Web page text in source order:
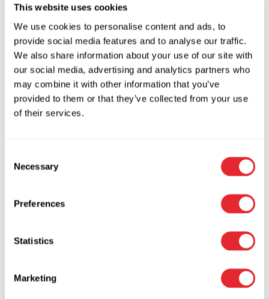
This website uses cookies
We use cookies to personalise content and ads, to
provide social media features and to analyse our traffic.
We also share information about your use of our site with
our social media, advertising and analytics partners who
may combine it with other information that you’ve
provided to them or that they’ve collected from your use
of their services.
Selection
Necessary
Preferences
Statistics
Marketing
varianter.
Mulighederne
kan
vælges
på
varesiden
EMMA Kontaktsikring
36,25kr. inkl. moms
29,00kr. Ekskl. moms
Tilføj til kurv
Hjørnebeskyttere
100,00kr.
Tilføj til kurv